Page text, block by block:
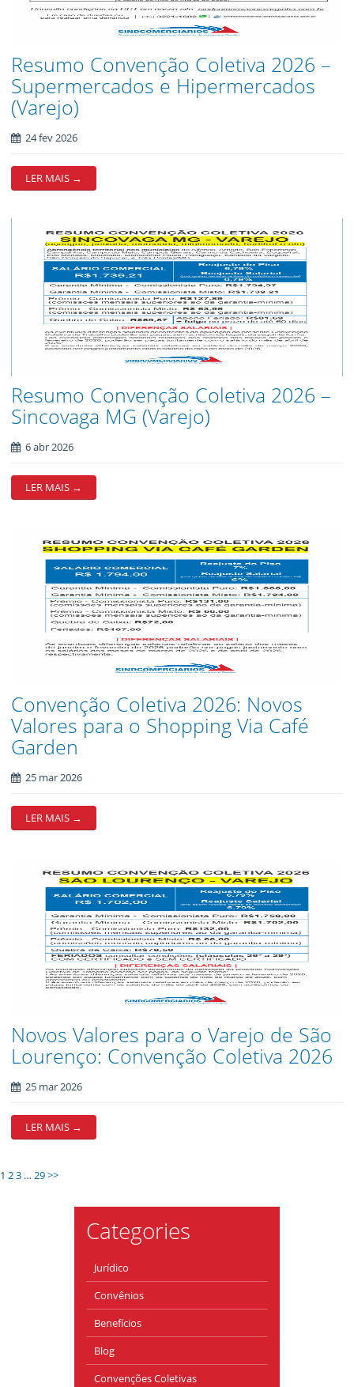
Resumo Convenção Coletiva 2026 –
Supermercados e Hipermercados
(Varejo)
24 fev 2026
LER MAIS →
Resumo Convenção Coletiva 2026 –
Sincovaga MG (Varejo)
6 abr 2026
LER MAIS →
Convenção Coletiva 2026: Novos
Valores para o Shopping Via Café
Garden
25 mar 2026
LER MAIS →
Novos Valores para o Varejo de São
Lourenço: Convenção Coletiva 2026
25 mar 2026
LER MAIS →
1 23 … 29>>
Categories
Jurídico
Convênios
Benefícios
Blog
Convenções Coletivas